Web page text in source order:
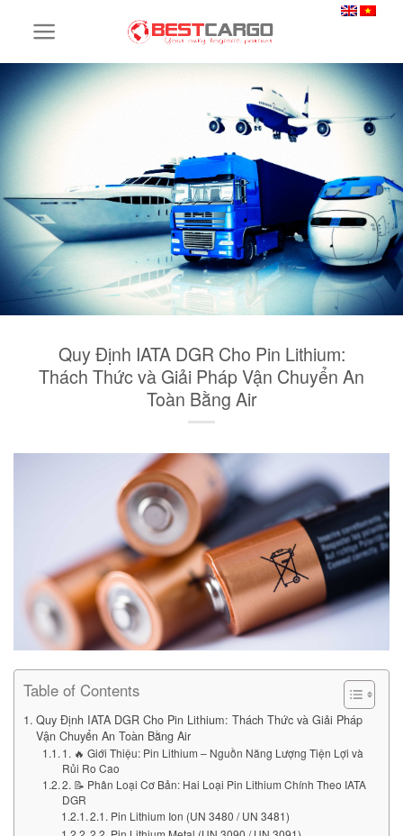
Quy Định IATA DGR Cho Pin Lithium:
Thách Thức và Giải Pháp Vận Chuyển An
Toàn Bằng Air
Table of Contents
Quy Định IATA DGR Cho Pin Lithium: Thách Thức và Giải Pháp
Vận Chuyển An Toàn Bằng Air
1. 🔥 Giới Thiệu: Pin Lithium – Nguồn Năng Lượng Tiện Lợi và
Rủi Ro Cao
2. 📝 Phân Loại Cơ Bản: Hai Loại Pin Lithium Chính Theo IATA
DGR
2.1. Pin Lithium Ion (UN 3480 / UN 3481)